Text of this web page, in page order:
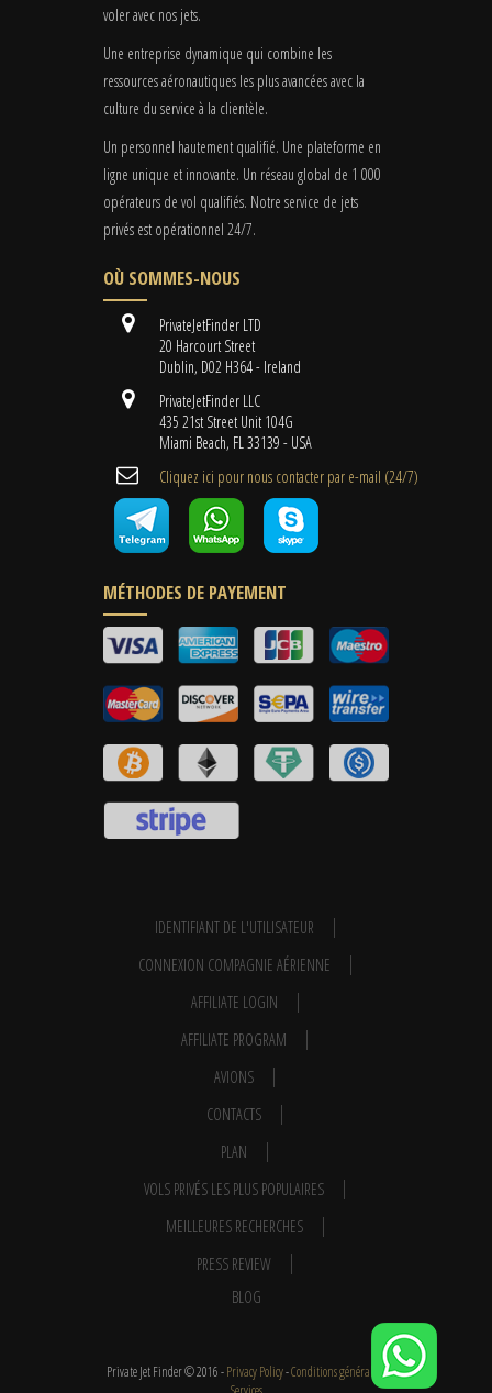
voler avec nos jets.
Une entreprise dynamique qui combine les
ressources aéronautiques les plus avancées avec la
culture du service à la clientèle.
Un personnel hautement qualifié. Une plateforme en
ligne unique et innovante. Un réseau global de 1 000
opérateurs de vol qualifiés. Notre service de jets
privés est opérationnel 24/7.
OÙ SOMMES-NOUS
PrivateJetFinder LTD
20 Harcourt Street
Dublin, D02 H364 - Ireland
PrivateJetFinder LLC
435 21st Street Unit 104G
Miami Beach, FL 33139 - USA
Cliquez ici pour nous contacter par e-mail (24/7)
MÉTHODES DE PAYEMENT
IDENTIFIANT DE L'UTILISATEUR
CONNEXION COMPAGNIE AÉRIENNE
AFFILIATE LOGIN
AFFILIATE PROGRAM
AVIONS
CONTACTS
PLAN
VOLS PRIVÉS LES PLUS POPULAIRES
MEILLEURES RECHERCHES
PRESS REVIEW
BLOG
Private Jet Finder © 2016 -Privacy Policy-Conditions générales -